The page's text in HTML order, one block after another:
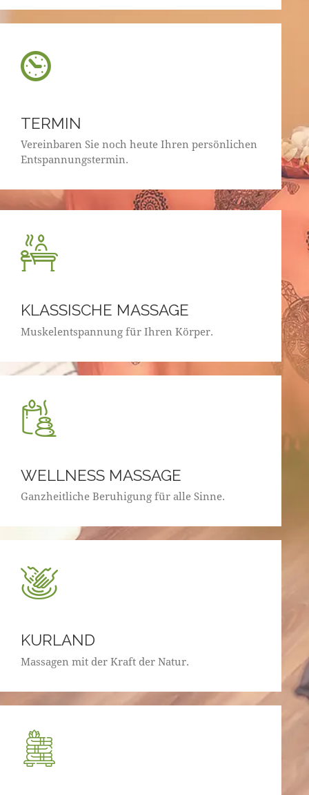
TERMIN
Vereinbaren Sie noch heute Ihren persönlichen
Entspannungstermin.
KLASSISCHE MASSAGE
Muskelentspannung für Ihren Körper.
WELLNESS MASSAGE
Ganzheitliche Beruhigung für alle Sinne.
KURLAND
Massagen mit der Kraft der Natur.